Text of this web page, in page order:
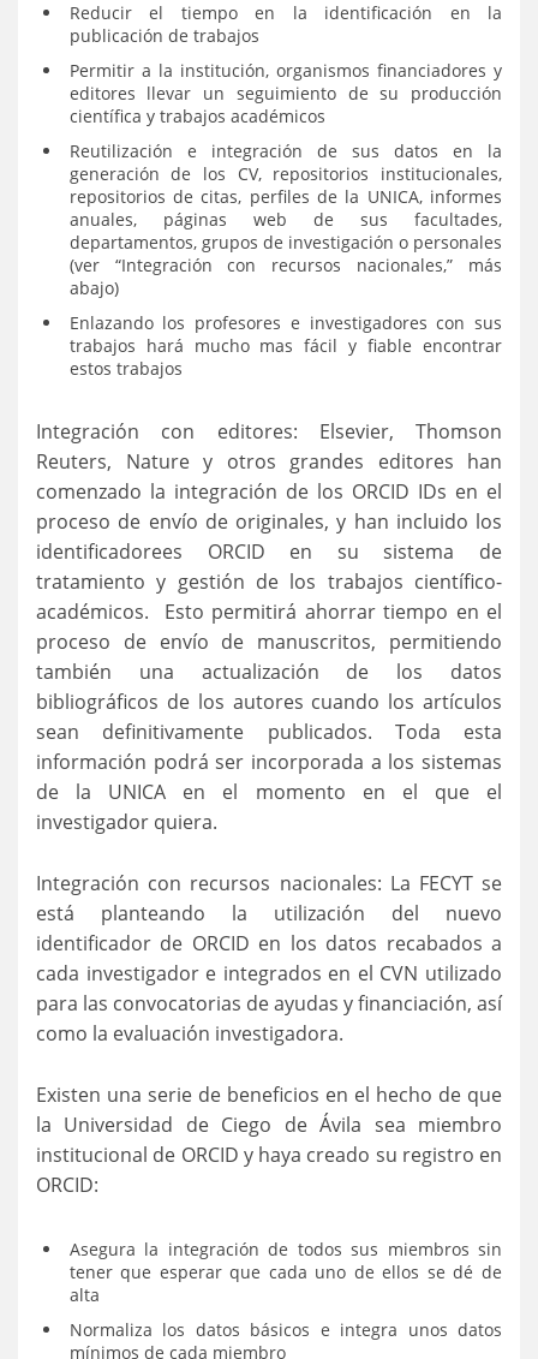
Reducir el tiempo en la identificación en la
publicación de trabajos
Permitir a la institución, organismos financiadores y
editores llevar un seguimiento de su producción
científica y trabajos académicos
Reutilización e integración de sus datos en la
generación de los CV, repositorios institucionales,
repositorios de citas, perfiles de la UNICA, informes
anuales, páginas web de sus facultades,
departamentos, grupos de investigación o personales
(ver “Integración con recursos nacionales,” más
abajo)
Enlazando los profesores e investigadores con sus
trabajos hará mucho mas fácil y fiable encontrar
estos trabajos
Integración con editores: Elsevier, Thomson
Reuters, Nature y otros grandes editores han
comenzado la integración de los ORCID IDs en el
proceso de envío de originales, y han incluido los
identificadorees ORCID en su sistema de
tratamiento y gestión de los trabajos científico-
académicos. Esto permitirá ahorrar tiempo en el
proceso de envío de manuscritos, permitiendo
también una actualización de los datos
bibliográficos de los autores cuando los artículos
sean definitivamente publicados. Toda esta
información podrá ser incorporada a los sistemas
de la UNICA en el momento en el que el
investigador quiera.
Integración con recursos nacionales: La FECYT se
está planteando la utilización del nuevo
identificador de ORCID en los datos recabados a
cada investigador e integrados en el CVN utilizado
para las convocatorias de ayudas y financiación, así
como la evaluación investigadora.
Existen una serie de beneficios en el hecho de que
la Universidad de Ciego de Ávila sea miembro
institucional de ORCID y haya creado su registro en
ORCID:
Asegura la integración de todos sus miembros sin
tener que esperar que cada uno de ellos se dé de
alta
Normaliza los datos básicos e integra unos datos
mínimos de cada miembro